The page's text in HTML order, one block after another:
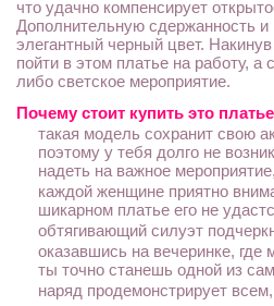
что удачно компенсирует
Дополнительную сдержанность и
элегантный черный цвет.
пойти в этом платье на работу, а
либо светское мероприятие.
Почему стоит купить это
такая модель сохранит свою
поэтому у тебя долго не
надеть на важное
каждой женщине приятно
шикарном платье его не
обтягивающий силуэт
оказавшись на вечеринке,
ты точно станешь одной из
наряд продемонстрирует